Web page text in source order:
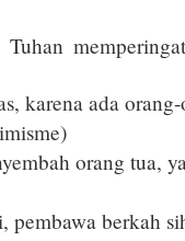
karena ada
orang tua,
pembawa berkah